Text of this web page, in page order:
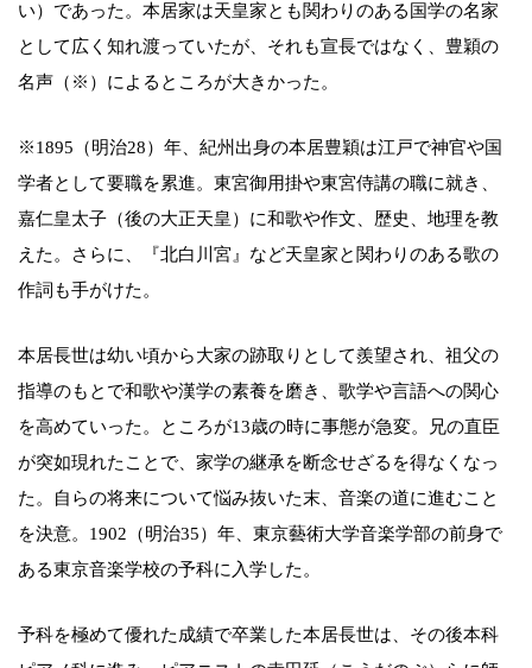
い）であった。本居家は天皇家とも関わりのある国学の名家
として広く知れ渡っていたが、それも宣長ではなく、豊穎の
名声（※）によるところが大きかった。
※1895（明治28）年、紀州出身の本居豊穎は江戸で神官や国
学者として要職を累進。東宮御用掛や東宮侍講の職に就き、
嘉仁皇太子（後の大正天皇）に和歌や作文、歴史、地理を教
えた。さらに、『北白川宮』など天皇家と関わりのある歌の
作詞も手がけた。
本居長世は幼い頃から大家の跡取りとして羨望され、祖父の
指導のもとで和歌や漢学の素養を磨き、歌学や言語への関心
を高めていった。ところが13歳の時に事態が急変。兄の直臣
が突如現れたことで、家学の継承を断念せざるを得なくなっ
た。自らの将来について悩み抜いた末、音楽の道に進むこと
を決意。1902（明治35）年、東京藝術大学音楽学部の前身で
ある東京音楽学校の予科に入学した。
予科を極めて優れた成績で卒業した本居長世は、その後本科